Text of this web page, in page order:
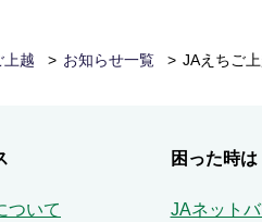
上越 お知らせ一覧 JAえちご
ついて
困った時は
JAネット